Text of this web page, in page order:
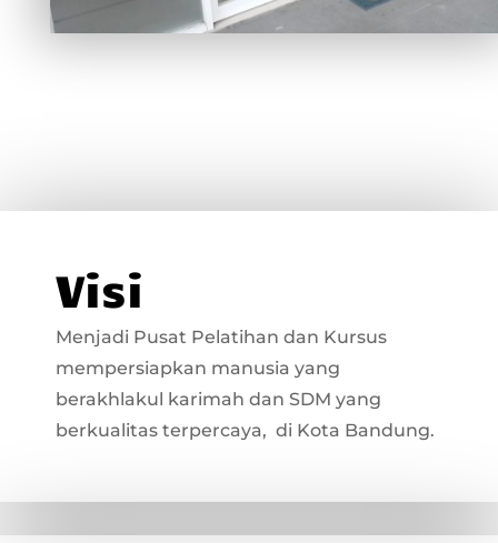
Visi
Menjadi Pusat Pelatihan dan Kursus
mempersiapkan manusia yang
berakhlakul karimah dan SDM yang
berkualitas terpercaya, di Kota Bandung.